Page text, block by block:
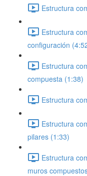
Estructura
Estructura
configuración
Estructura
compuesta (1:38)
Estructura
Estructura
pilares (1:33)
Estructura
muros